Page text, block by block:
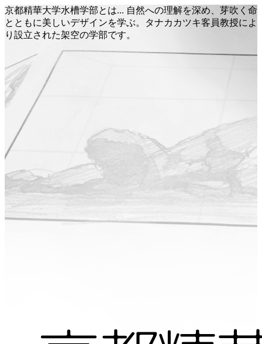
京都精華大学水槽学部とは... 自然への理解を深め、芽吹く命
とともに美しいデザインを学ぶ。タナカカツキ客員教授によ
り設立された架空の学部です。